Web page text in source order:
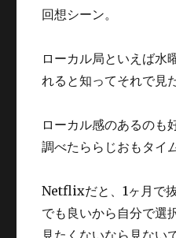
回想シーン。
ローカル局といえば
れると知ってそれで見
ローカル感のあるのも
調べたららじおもタイ
Netflixだと、1ヶ月で
でも良いから自分で選
見たくないなら見ない